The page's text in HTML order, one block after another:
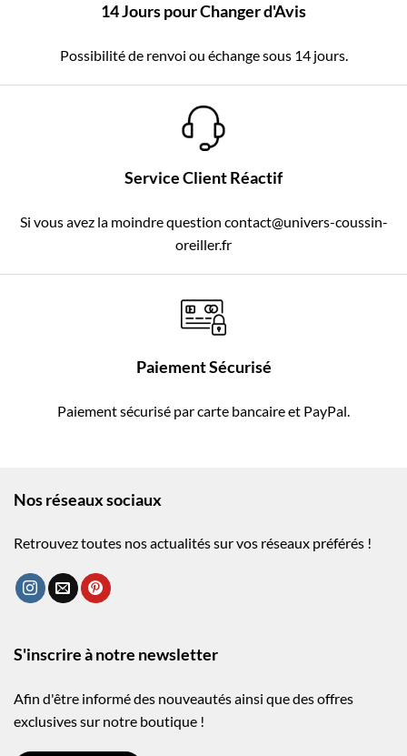
14 Jours pour Changer d'Avis
Possibilité de renvoi ou échange sous 14 jours.
Service Client Réactif
Si vous avez la moindre question contact@univers-coussin-
oreiller.fr
Paiement Sécurisé
Paiement sécurisé par carte bancaire et PayPal.
Nos réseaux sociaux
Retrouvez toutes nos actualités sur vos réseaux préférés !
S'inscrire à notre newsletter
Afin d'être informé des nouveautés ainsi que des offres
exclusives sur notre boutique !